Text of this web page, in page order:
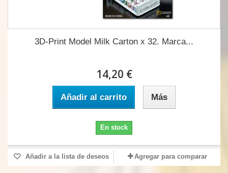
3D-Print Model Milk Carton x 32. Marca...
14,20 €
Añadir al carrito Más
En stock
Añadir a la lista de deseos Agregar para comparar